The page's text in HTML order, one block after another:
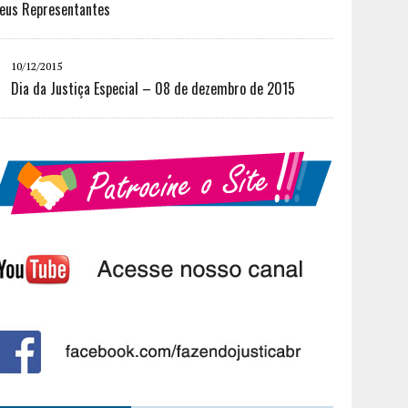
Representantes
10/12/2015
Dia da Justiça Especial – 08 de dezembro de 2015